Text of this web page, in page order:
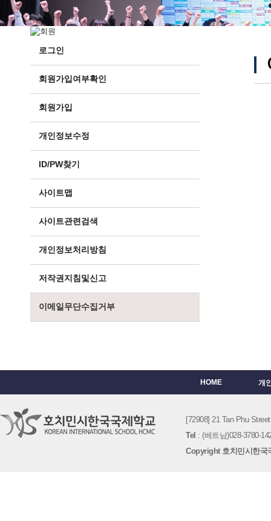
전경사진
로그인
회원가입여부확인
회원가입
개인정보수정
ID/PW찾기
사이트맵
사이트관련검색
개인정보처리방침
저작권지침및신고
이메일무단수집거부
HOME 개
[72908] 21 Tan Phu
Tel : (베트남)028-3780-
Copyright 호치민시한국